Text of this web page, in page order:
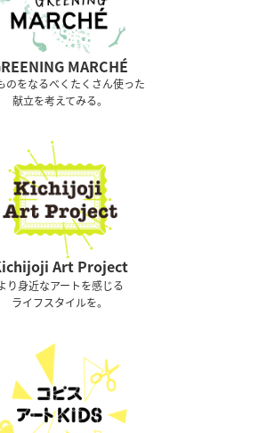
MARCHÉ
のをなるべくたくさん使った
献立を考えてみる。
Art Project
り身近なアートを感じる
ライフスタイルを。